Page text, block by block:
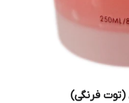
(توت فرنگی)